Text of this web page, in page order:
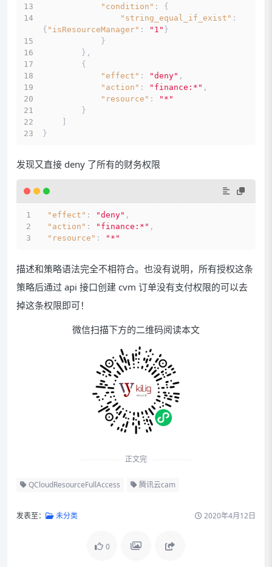
"condition" :
{
"string_equal_if_exist" :
{ "isResourceManager" : "1" }
}
} ,
{
"effect" : "deny" ,
"action" : "finance:*" ,
"resource" :
"*"
}
}
发现又直接 deny 了所有的财务权限
"effect" : "deny" ,
"action" : "finance:*" ,
"resource" : "*"
描述和策略语法完全不相符合。也没有说明，所有授权这条
策略后通过 api 接口创建 cvm 订单没有支付权限的可以去
掉这条权限即可！
微信扫描下方的二维码阅读本文
正文完
QCloudResourceFullAccess 腾讯云cam
发表至： 未分类 2020年4月12日
0